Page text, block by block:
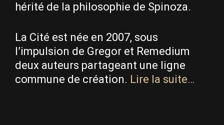
hérité de la philosophie de Spinoza.
La Cité est née en 2007, sous
l’impulsion de Gregor et Remedium
deux auteurs partageant une ligne
commune de création. Lire la suite…